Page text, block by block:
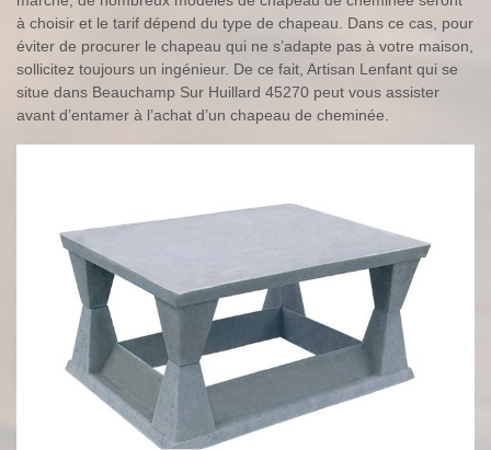
à choisir et le tarif dépend du type de chapeau. Dans ce cas, pour
éviter de procurer le chapeau qui ne s’adapte pas à votre maison,
sollicitez toujours un ingénieur. De ce fait, Artisan Lenfant qui se
situe dans Beauchamp Sur Huillard 45270 peut vous assister
avant d’entamer à l’achat d’un chapeau de cheminée.